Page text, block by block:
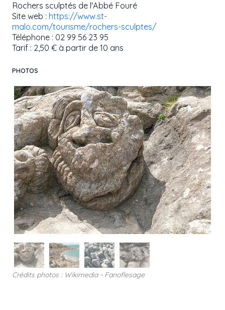
Rochers sculptés de l'Abbé Fouré
Site web : https://www.st-
malo.com/tourisme/rochers-sculptes/
Téléphone : 02 99 56 23 95
Tarif : 2,50 € à partir de 10 ans
PHOTOS
Crédits photos : Wikimedia - Fanoflesage